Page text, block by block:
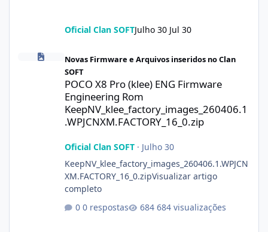
Oficial Clan SOFTJulho 30 Jul 30
POCO X8 Pro (klee) ENG Firmware Engineering Rom
Novas Firmware e Arquivos inseridos no Clan
SOFT
POCO X8 Pro (klee) ENG Firmware
Engineering Rom
KeepNV_klee_factory_images_260406.1
.WPJCNXM.FACTORY_16_0.zip
Oficial Clan SOFT· Julho 30
KeepNV_klee_factory_images_260406.1.WPJCN
XM.FACTORY_16_0.zipVisualizar artigo
completo
0 respostas
684 visualizações